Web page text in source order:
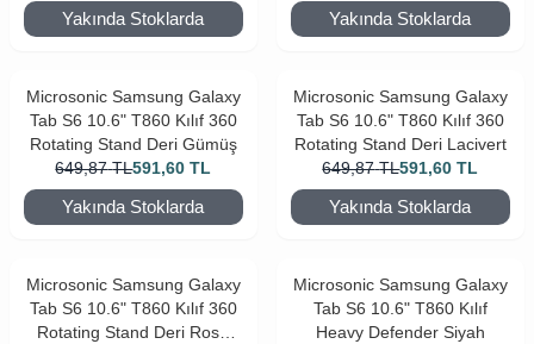
Yakında Stoklarda Yakında Stoklarda
Microsonic Samsung Galaxy
Tab S6 10.6" T860 Kılıf 360
Rotating Stand Deri Gümüş
649,87 TL591,60 TL
Yakında Stoklarda
Microsonic Samsung Galaxy
Tab S6 10.6" T860 Kılıf 360
Rotating Stand Deri Lacivert
649,87 TL591,60 TL
Yakında Stoklarda
Microsonic Samsung Galaxy
Tab S6 10.6" T860 Kılıf 360
Rotating Stand Deri Rose
Microsonic Samsung Galaxy
Tab S6 10.6" T860 Kılıf
Heavy Defender Siyah